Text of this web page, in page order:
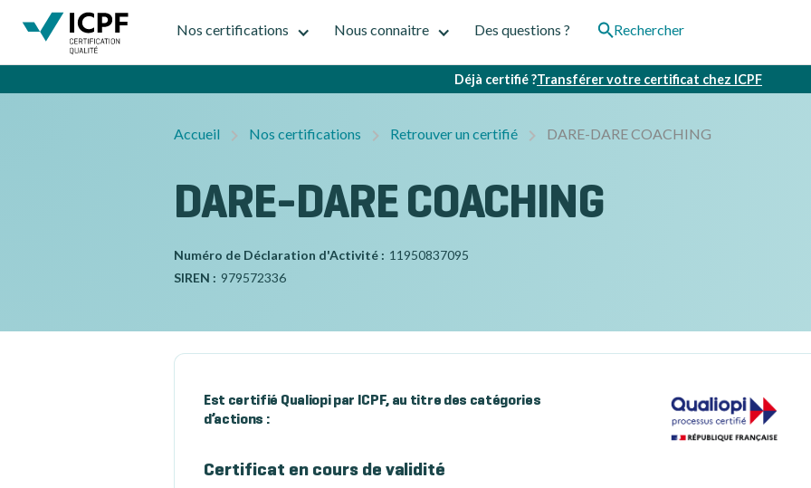
Nos certifications Nous connaitre Des questions ? Rechercher
Déjà certifié ?Transférer votre certificat chez ICPF
Accueil Nos certifications Retrouver un certifié DARE-DARE COACHING
DARE-DARE COACHING
Numéro de Déclaration d'Activité : 11950837095
SIREN : 979572336
Est certifié Qualiopi par ICPF, au titre des catégories
d’actions :
Certificat en cours de validité